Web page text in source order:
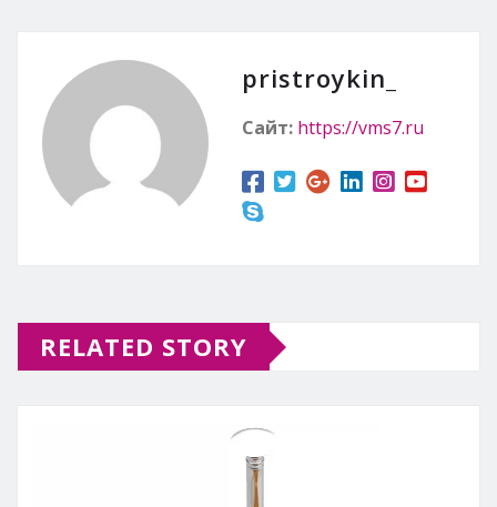
pristroykin_
Сайт: https://vms7.ru
RELATED STORY